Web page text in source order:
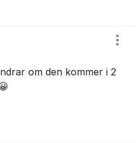
om den kommer i 2